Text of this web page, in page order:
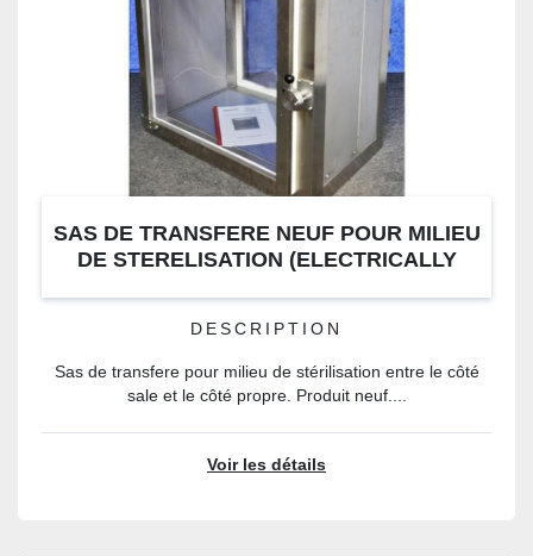
SAS DE TRANSFERE NEUF POUR MILIEU
DE STERELISATION (ELECTRICALLY
DESCRIPTION
Sas de transfere pour milieu de stérilisation entre le côté
sale et le côté propre. Produit neuf....
Voir les détails